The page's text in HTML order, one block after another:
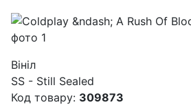
Вініл
SS - Still Sealed
Код товару: 309873